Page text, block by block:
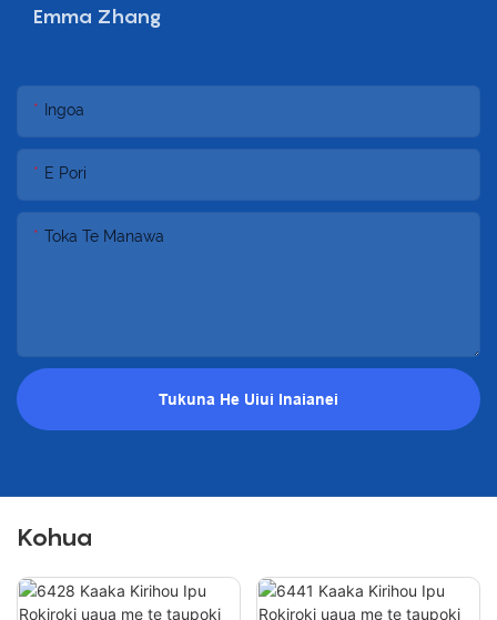
Emma Zhang
Ingoa
E Pori
Toka Te Manawa
Tukuna He Uiui Inaianei
Kohua